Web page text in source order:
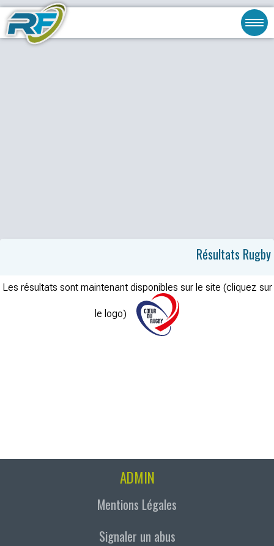
Résultats Rugby
Les résultats sont maintenant disponibles sur le site (cliquez sur
le logo)
ADMIN
Mentions Légales
Signaler un abus